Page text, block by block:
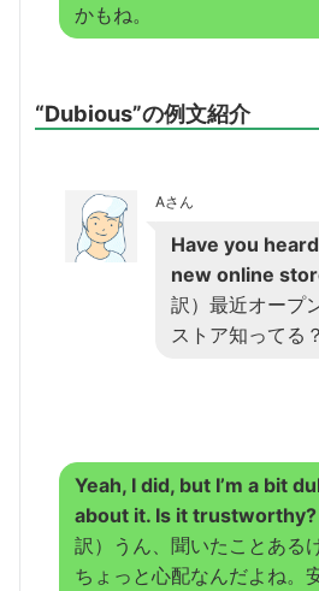
かもね。
“Dubious”の例文紹介
Aさん
Have you
new online
訳）最近オープ
ストア知ってる？
Yeah, I did, but I’m a bit
about it. Is it trustworthy?
訳）うん、聞いたことある
ちょっと心配なんだよね。